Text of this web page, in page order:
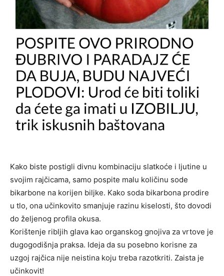
Kako biste postigli divnu kombinaciju slatkoće i ljutine u
svojim rajčicama, samo pospite malu količinu sode
bikarbone na korijen biljke. Kako soda bikarbona prodire
u tlo, ona učinkovito smanjuje razinu kiselosti, što dovodi
do željenog profila okusa.
Korištenje ribljih glava kao organskog gnojiva za vrtove je
dugogodišnja praksa. Ideja da su posebno korisne za
uzgoj rajčica nije neistina koju treba razotkriti. Zaista je
učinkovit!